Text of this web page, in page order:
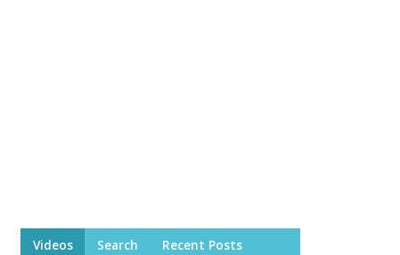
Videos Search Recent Posts